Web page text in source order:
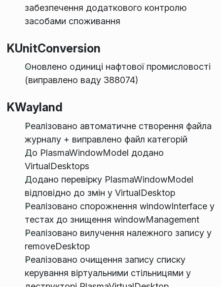
забезпечення додаткового контролю
засобами споживання
KUnitConversion
Оновлено одиниці нафтової промисловості
(виправлено ваду 388074)
KWayland
Реалізовано автоматичне створення файла
журналу + виправлено файл категорій
До PlasmaWindowModel додано
VirtualDesktops
Додано перевірку PlasmaWindowModel
відповідно до змін у VirtualDesktop
Реалізовано спорожнення windowInterface у
тестах до знищення windowManagement
Реалізовано вилучення належного запису у
removeDesktop
Реалізовано очищення запису списку
керування віртуальними стільницями у